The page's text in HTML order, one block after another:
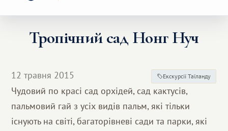
Переваги
Партнерам
Тропічний сад Нонг Нуч
12 травня 2015 Екскурсії Таїланду
Чудовий по красі сад орхідей, сад кактусів,
пальмовий гай з усіх видів пальм, які тільки
існують на світі, багаторівневі сади та парки, які